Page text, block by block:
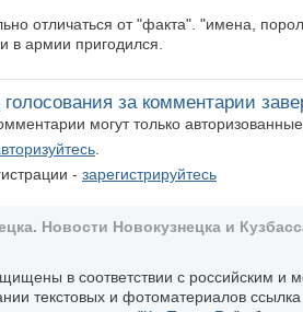
отличаться от "факта". "имена,
в армии пригодился.
за комментарии
могут только
- зарегистрируйтесь
Новости Новокузнецка и
в соответствии с российским и
текстовых и фотоматериалов